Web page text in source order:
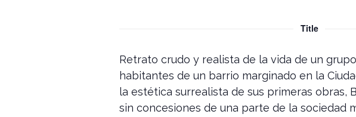
Title
Retrato crudo y realista de la vida de un
habitantes de un barrio marginado en la
la estética surrealista de sus primeras obras,
sin concesiones de una parte de la sociedad